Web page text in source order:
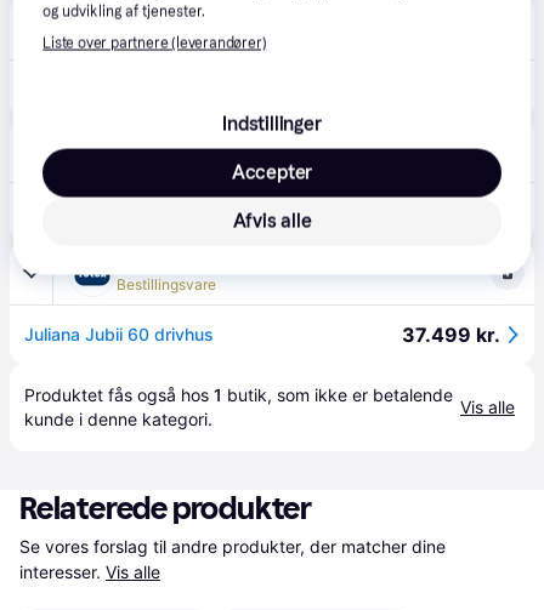
XL-BYG
Bestillingsvare
Bestillingsvare
Juliana Jubii 60 drivhus 37.499 kr.
Produktet fås også hos 1 butik, som ikke er betalende
kunde i denne kategori.
Vis alle
Relaterede produkter
Se vores forslag til andre produkter, der matcher dine
interesser. Vis alle
og udvikling af tjenester.
Liste over partnere (leverandører)
Indstillinger
Afvis alle
Accepter